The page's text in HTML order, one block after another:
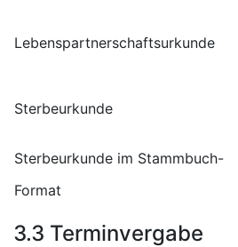
Lebenspartnerschaftsurkunde
Sterbeurkunde
Sterbeurkunde im Stammbuch-
Format
3.3 Terminvergabe